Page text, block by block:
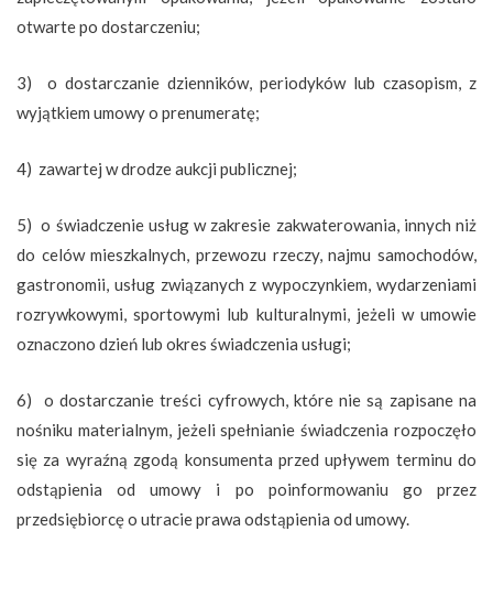
otwarte po dostarczeniu;
3) o dostarczanie dzienników, periodyków lub czasopism, z
wyjątkiem umowy o prenumeratę;
4) zawartej w drodze aukcji publicznej;
5) o świadczenie usług w zakresie zakwaterowania, innych niż
do celów mieszkalnych, przewozu rzeczy, najmu samochodów,
gastronomii, usług związanych z wypoczynkiem, wydarzeniami
rozrywkowymi, sportowymi lub kulturalnymi, jeżeli w umowie
oznaczono dzień lub okres świadczenia usługi;
6) o dostarczanie treści cyfrowych, które nie są zapisane na
nośniku materialnym, jeżeli spełnianie świadczenia rozpoczęło
się za wyraźną zgodą konsumenta przed upływem terminu do
odstąpienia od umowy i po poinformowaniu go przez
przedsiębiorcę o utracie prawa odstąpienia od umowy.